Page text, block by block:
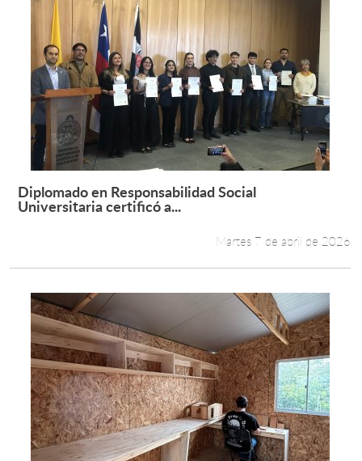
Leer más +
Diplomado en Responsabilidad Social
Universitaria certificó a...
Martes 7 de abril de 2026